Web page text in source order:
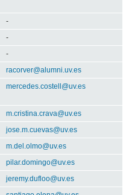
-
-
-
racorver@alumni.uv.es
mercedes.costell@uv.es
m.cristina.crava@uv.es
jose.m.cuevas@uv.es
m.del.olmo@uv.es
pilar.domingo@uv.es
jeremy.dufloo@uv.es